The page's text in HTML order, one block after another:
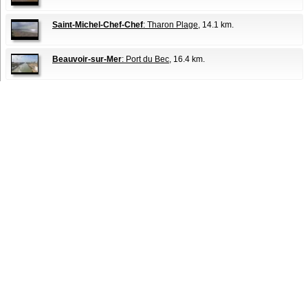
Saint-Michel-Chef-Chef: Tharon Plage, 14.1 km.
Beauvoir-sur-Mer: Port du Bec, 16.4 km.